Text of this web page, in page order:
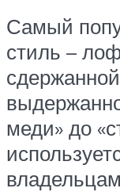
Самый
стиль –
меди» до